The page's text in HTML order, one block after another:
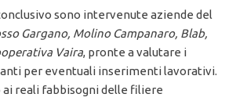
sono intervenute aziende del
Gargano, Molino Campanaro, Blab,
Vaira, pronte a valutare i
per eventuali inserimenti lavorativi.
ai reali fabbisogni delle filiere